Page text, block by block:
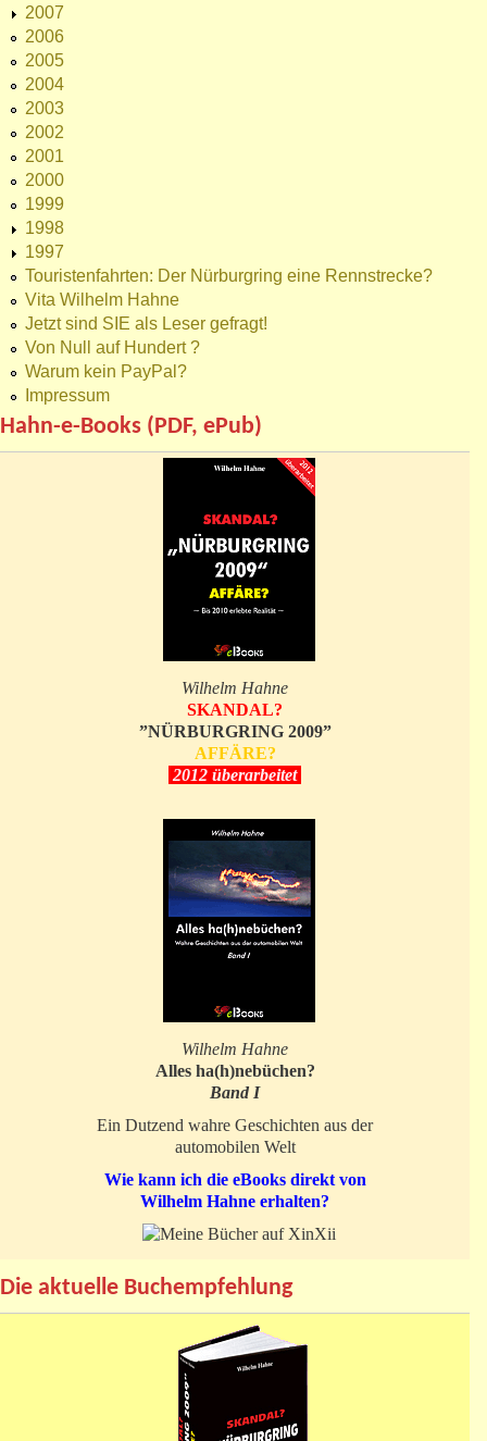
2007
2006
2005
2004
2003
2002
2001
2000
1999
1998
1997
Touristenfahrten: Der Nürburgring eine Rennstrecke?
Vita Wilhelm Hahne
Jetzt sind SIE als Leser gefragt!
Von Null auf Hundert ?
Warum kein PayPal?
Impressum
Hahn-e-Books (PDF, ePub)
Wilhelm Hahne
SKANDAL?
”NÜRBURGRING 2009”
AFFÄRE?
2012 überarbeitet
Wilhelm Hahne
Alles ha(h)nebüchen?
Band I
Ein Dutzend wahre Geschichten aus der
automobilen Welt
Wie kann ich die eBooks direkt von
Wilhelm Hahne erhalten?
Die aktuelle Buchempfehlung